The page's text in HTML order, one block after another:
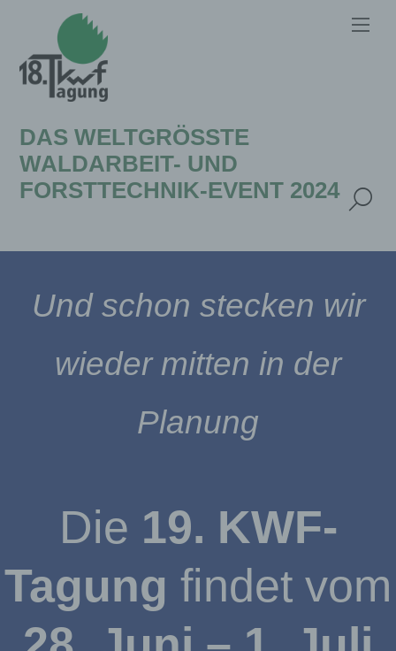
DAS WELTGRÖSSTE W
ALDARBEIT- UND F
ORSTTECHNIK-EVENT 2024
Und schon stecken wir
wieder mitten in der
Planung
Die 19. KWF-
Tagung findet vom